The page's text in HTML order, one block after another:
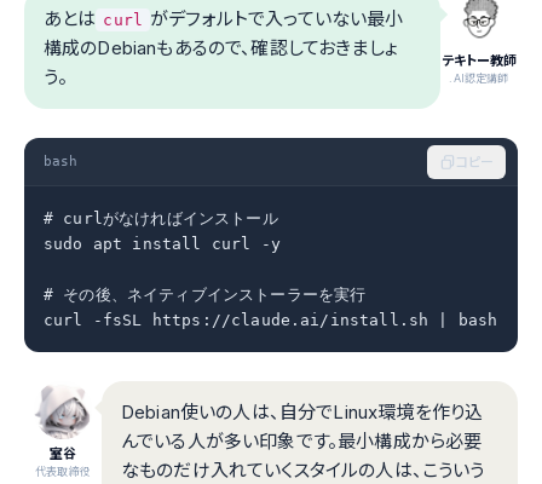
テキトー教師
.AI認定講師
あとは curl がデフォルトで入っていない最小
構成のDebianもあるので、確認しておきましょ
う。
bash コピー
# curlがなければインストール
sudo apt install curl -y
# その後、ネイティブインストーラーを実行
curl -fsSL https://claude.ai/install.sh | bash
室谷
代表取締役
Debian使いの人は、自分でLinux環境を作り込
んでいる人が多い印象です。最小構成から必要
なものだけ入れていくスタイルの人は、こういう